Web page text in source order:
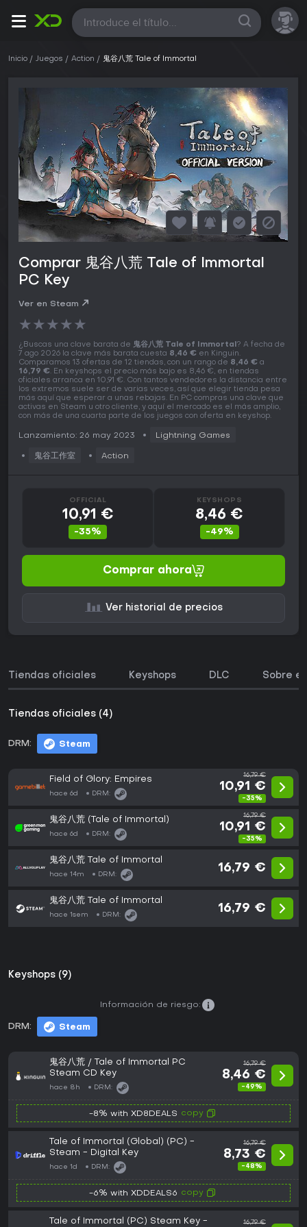
Todas
Inicio Juegos Action 鬼谷八荒 Tale of Immortal
Comprar 鬼谷八荒 Tale of Immortal
PC Key
Ver en Steam
★★★★★
¿Buscas una clave barata de 鬼谷八荒 Tale of Immortal? A fecha de
7 ago 2026 la clave más barata cuesta 8,46 € en Kinguin.
Comparamos 13 ofertas de 12 tiendas, con un rango de 8,46 € a
16,79 €. En keyshops el precio más bajo es 8,46 €, en tiendas
oficiales arranca en 10,91 €. Con tantos vendedores la distancia entre
los extremos suele ser de varias veces, así que elegir tienda pesa
más aquí que esperar a unas rebajas. En PC compras una clave que
activas en Steam u otro cliente, y aquí el mercado es el más amplio,
con más de una cuarta parte de los juegos con oferta en keyshop.
Lanzamiento: 26 may 2023 Lightning Games
鬼谷工作室 Action
OFFICIAL
10,91 €
-35%
KEYSHOPS
8,46 €
-49%
Comprar ahora
Ver historial de precios
Tiendas oficiales Keyshops DLC Sobre
Tiendas oficiales (4)
DRM: Steam
Field of Glory: Empires
hace 6d DRM:
16,79 €
10,91 €
-35%
鬼谷八荒 (Tale of Immortal)
hace 6d DRM:
16,79 €
10,91 €
-35%
鬼谷八荒 Tale of Immortal
hace 14m DRM:
16,79 €
鬼谷八荒 Tale of Immortal
hace 1sem DRM:
16,79 €
Keyshops (9)
DRM: Steam
Información de riesgo:
鬼谷八荒 / Tale of Immortal PC
Steam CD Key
hace 8h DRM:
16,79 €
8,46 €
-49%
-8% with XD8DEALS copy
Tale of Immortal (Global) (PC) -
Steam - Digital Key
hace 1d DRM:
16,79 €
8,73 €
-48%
-6% with XDDEALS6 copy
Tale of Immortal (PC) Steam Key -
16,79 €